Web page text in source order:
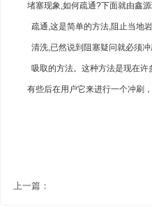
在安装绵阳玻璃钢化
使用成都玻璃钢化粪
堵塞现象,如何疏通?下面就由鑫
疏通,这是简单的方法,阻止当地
清洗,已然说到阻塞疑问就必须
吸取的方法。这种方法是现在
有些后在用户它来进行一个冲刷
上一篇：